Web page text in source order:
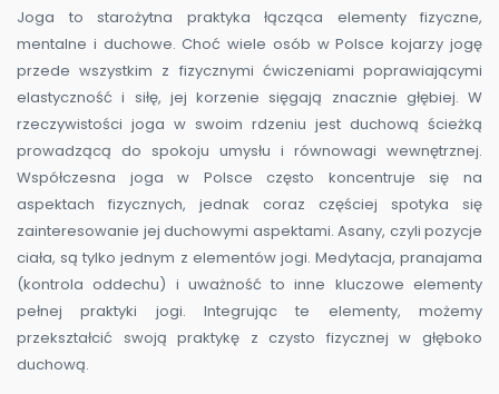
Joga to starożytna praktyka łącząca elementy fizyczne,
mentalne i duchowe. Choć wiele osób w Polsce kojarzy jogę
przede wszystkim z fizycznymi ćwiczeniami poprawiającymi
elastyczność i siłę, jej korzenie sięgają znacznie głębiej. W
rzeczywistości joga w swoim rdzeniu jest duchową ścieżką
prowadzącą do spokoju umysłu i równowagi wewnętrznej.
Współczesna joga w Polsce często koncentruje się na
aspektach fizycznych, jednak coraz częściej spotyka się
zainteresowanie jej duchowymi aspektami. Asany, czyli pozycje
ciała, są tylko jednym z elementów jogi. Medytacja, pranajama
(kontrola oddechu) i uważność to inne kluczowe elementy
pełnej praktyki jogi. Integrując te elementy, możemy
przekształcić swoją praktykę z czysto fizycznej w głęboko
duchową.